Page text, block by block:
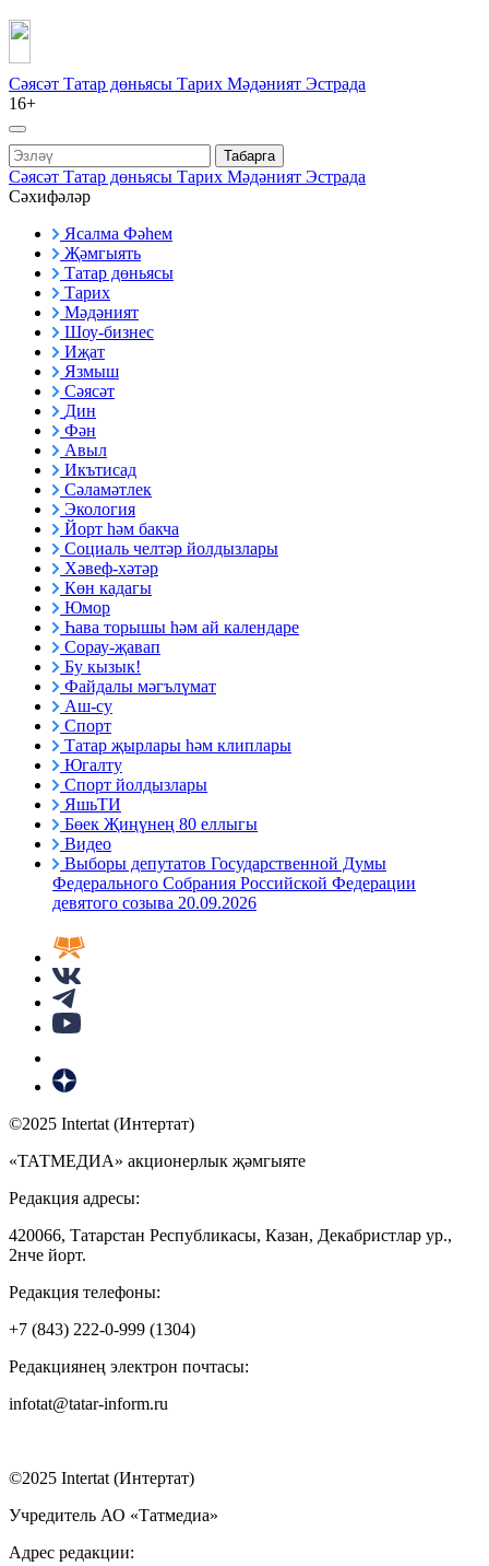
Сәясәт Татар дөньясы Тарих Мәдәният Эстрада
16+
Табарга
Сәясәт Татар дөньясы Тарих Мәдәният Эстрада
Сәхифәләр
Ясалма Фәһем
Җәмгыять
Татар дөньясы
Тарих
Мәдәният
Шоу-бизнес
Иҗат
Язмыш
Сәясәт
Дин
Фән
Авыл
Икътисад
Сәламәтлек
Экология
Йорт һәм бакча
Социаль челтәр йолдызлары
Хәвеф-хәтәр
Көн кадагы
Юмор
Һава торышы һәм ай календаре
Сорау-җавап
Бу кызык!
Файдалы мәгълүмат
Аш-су
Спорт
Татар җырлары һәм клиплары
Югалту
Спорт йолдызлары
ЯшьТИ
Бөек Җиңүнең 80 еллыгы
Видео
Выборы депутатов Государственной Думы
Федерального Собрания Российской Федерации
девятого созыва 20.09.2026
©2025 Intertat (Интертат)
«ТАТМЕДИА» акционерлык җәмгыяте
Редакция адресы:
420066, Татарстан Республикасы, Казан, Декабристлар ур.,
2нче йорт.
Редакция телефоны:
+7 (843) 222-0-999 (1304)
Редакциянең электрон почтасы:
infotat@tatar-inform.ru
©2025 Intertat (Интертат)
Учредитель АО «Татмедиа»
Адрес редакции: